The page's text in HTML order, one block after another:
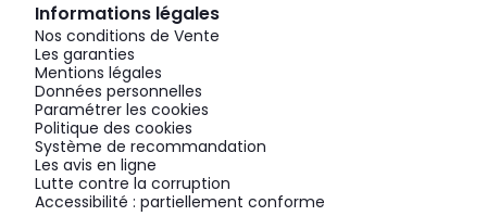
Informations légales
Nos conditions de Vente
Les garanties
Mentions légales
Données personnelles
Paramétrer les cookies
Politique des cookies
Système de recommandation
Les avis en ligne
Lutte contre la corruption
Accessibilité : partiellement conforme